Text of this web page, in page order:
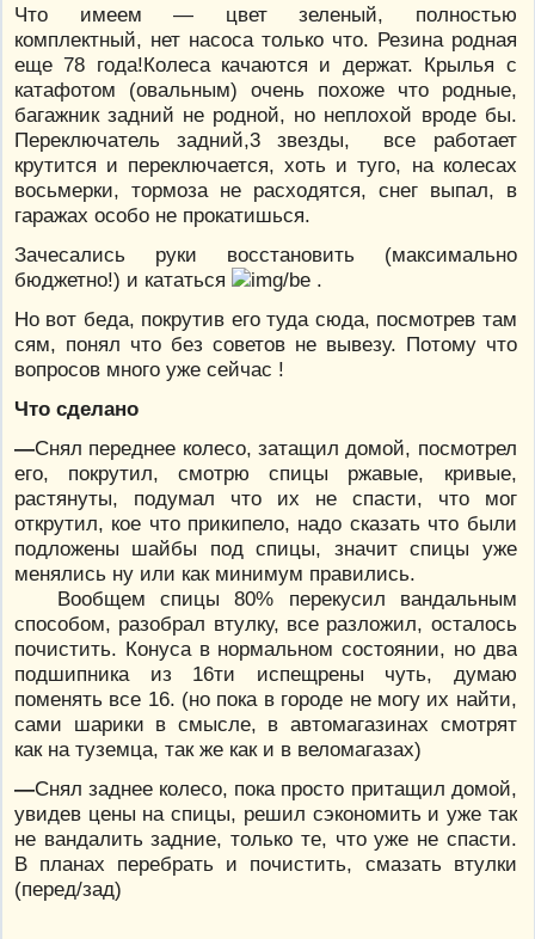
Что имеем — цвет зеленый, полностью
комплектный, нет насоса только что. Резина родная
еще 78 года!Колеса качаются и держат. Крылья с
катафотом (овальным) очень похоже что родные,
багажник задний не родной, но неплохой вроде бы.
Переключатель задний,3 звезды, все работает
крутится и переключается, хоть и туго, на колесах
восьмерки, тормоза не расходятся, снег выпал, в
гаражах особо не прокатишься.
Зачесались руки восстановить (максимально
бюджетно!) и кататься
.
Но вот беда, покрутив его туда сюда, посмотрев там
сям, понял что без советов не вывезу. Потому что
вопросов много уже сейчас !
Что сделано
—Снял переднее колесо, затащил домой, посмотрел
его, покрутил, смотрю спицы ржавые, кривые,
растянуты, подумал что их не спасти, что мог
открутил, кое что прикипело, надо сказать что были
подложены шайбы под спицы, значит спицы уже
менялись ну или как минимум правились.
Вообщем спицы 80% перекусил вандальным
способом, разобрал втулку, все разложил, осталось
почистить. Конуса в нормальном состоянии, но два
подшипника из 16ти испещрены чуть, думаю
поменять все 16. (но пока в городе не могу их найти,
сами шарики в смысле, в автомагазинах смотрят
как на туземца, так же как и в веломагазах)
—Снял заднее колесо, пока просто притащил домой,
увидев цены на спицы, решил сэкономить и уже так
не вандалить задние, только те, что уже не спасти.
В планах перебрать и почистить, смазать втулки
(перед/зад)